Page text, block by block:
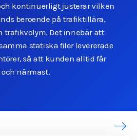
kontinuerligt justerar vilken
beroende på trafiktillära,
trafikvolym. Det innebär att
statiska filer levererade
så att kunden alltid får
närmast.